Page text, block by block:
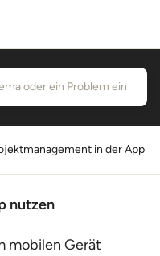
in der App
nutzen
mobilen Gerät